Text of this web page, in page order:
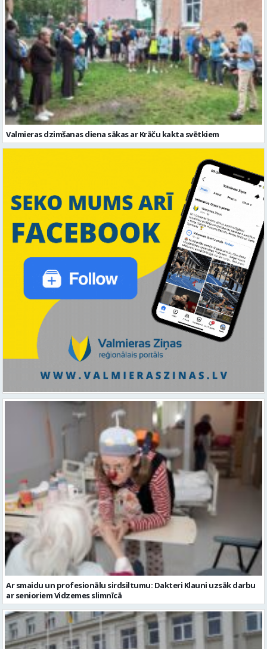
Valmieras dzimšanas diena sākas ar Krāču kakta svētkiem
Ar smaidu un profesionālu sirdsiltumu: Dakteri Klauni uzsāk darbu
ar senioriem Vidzemes slimnīcā